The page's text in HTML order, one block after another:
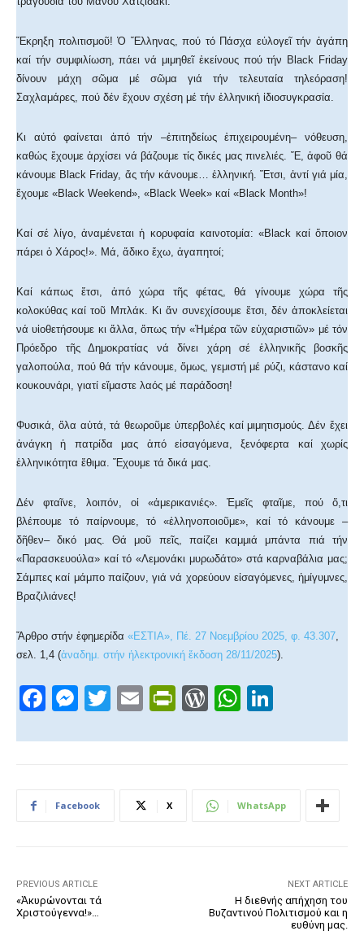
Ἔκρηξη πολιτισμοῦ! Ὁ Ἕλληνας, πού τό Πάσχα εὐλογεῖ τήν ἀγάπη
καί τήν συμφιλίωση, πάει νά μιμηθεῖ ἐκείνους πού τήν Black Friday
δίνουν μάχη σῶμα μέ σῶμα γιά τήν τελευταία τηλεόραση!
Σαχλαμάρες, πού δέν ἔχουν σχέση μέ τήν ἑλληνική ἰδιοσυγκρασία.
Κι αὐτό φαίνεται ἀπό τήν –ἐπιτηδείως ἐπιχειρουμένη– νόθευση,
καθώς ἔχουμε ἀρχίσει νά βάζουμε τίς δικές μας πινελιές. Ἔ, ἀφοῦ θά
κάνουμε Black Friday, ἄς τήν κάνουμε… ἑλληνική. Ἔτσι, ἀντί γιά μία,
ἔχουμε «Black Weekend», «Black Week» καί «Black Month»!
Καί σέ λίγο, ἀναμένεται ἡ κορυφαία καινοτομία: «Black καί ὅποιον
πάρει ὁ Χάρος!». Μά, ἄδικο ἔχω, ἀγαπητοί;
Καί κάπως ἔτσι, ἀπό χώρα τῆς φέτας, θά γίνουμε χώρα τῆς
κολοκύθας καί τοῦ Μπλάκ. Κι ἄν συνεχίσουμε ἔτσι, δέν ἀποκλείεται
νά υἱοθετήσουμε κι ἄλλα, ὅπως τήν «Ἡμέρα τῶν εὐχαριστιῶν» μέ τόν
Πρόεδρο τῆς Δημοκρατίας νά δίνει χάρη σέ ἑλληνικῆς βοσκῆς
γαλοπούλα, πού θά τήν κάνουμε, ὅμως, γεμιστή μέ ρύζι, κάστανο καί
κουκουνάρι, γιατί εἴμαστε λαός μέ παράδοση!
Φυσικά, ὅλα αὐτά, τά θεωροῦμε ὑπερβολές καί μιμητισμούς. Δέν ἔχει
ἀνάγκη ἡ πατρίδα μας ἀπό εἰσαγόμενα, ξενόφερτα καί χωρίς
ἑλληνικότητα ἔθιμα. Ἔχουμε τά δικά μας.
Δέν φταῖνε, λοιπόν, οἱ «ἀμερικανιές». Ἐμεῖς φταῖμε, πού ὅ,τι
βλέπουμε τό παίρνουμε, τό «ἑλληνοποιοῦμε», καί τό κάνουμε –
δῆθεν– δικό μας. Θά μοῦ πεῖς, παίζει καμμιά μπάντα πιά τήν
«Παρασκευούλα» καί τό «Λεμονάκι μυρωδάτο» στά καρναβάλια μας;
Σάμπες καί μάμπο παίζουν, γιά νά χορεύουν εἰσαγόμενες, ἡμίγυμνες,
Βραζιλιάνες!
Ἄρθρο στήν ἐφημερίδα «ΕΣΤΙΑ», Πέ. 27 Νοεμβρίου 2025, φ. 43.307,
σελ. 1,4 (ἀναδημ. στήν ἠλεκτρονική ἔκδοση 28/11/2025).
F
c
b
k
M
ss
n
T
tt
E
ail
Pr
tF
W
d
e
W
at
A
k
dI
Facebook X WhatsApp
PREVIOUS ARTICLE
«Ἀκυρώνονται τά
Χριστούγεννα!»…
NEXT ARTICLE
Η διεθνής απήχηση του
Βυζαντινού Πολιτισμού και η
ευθύνη μας.